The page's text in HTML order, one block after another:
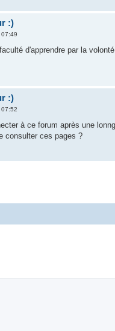
:)
d'apprendre par la
:)
à ce forum après une
consulter ces pages ?